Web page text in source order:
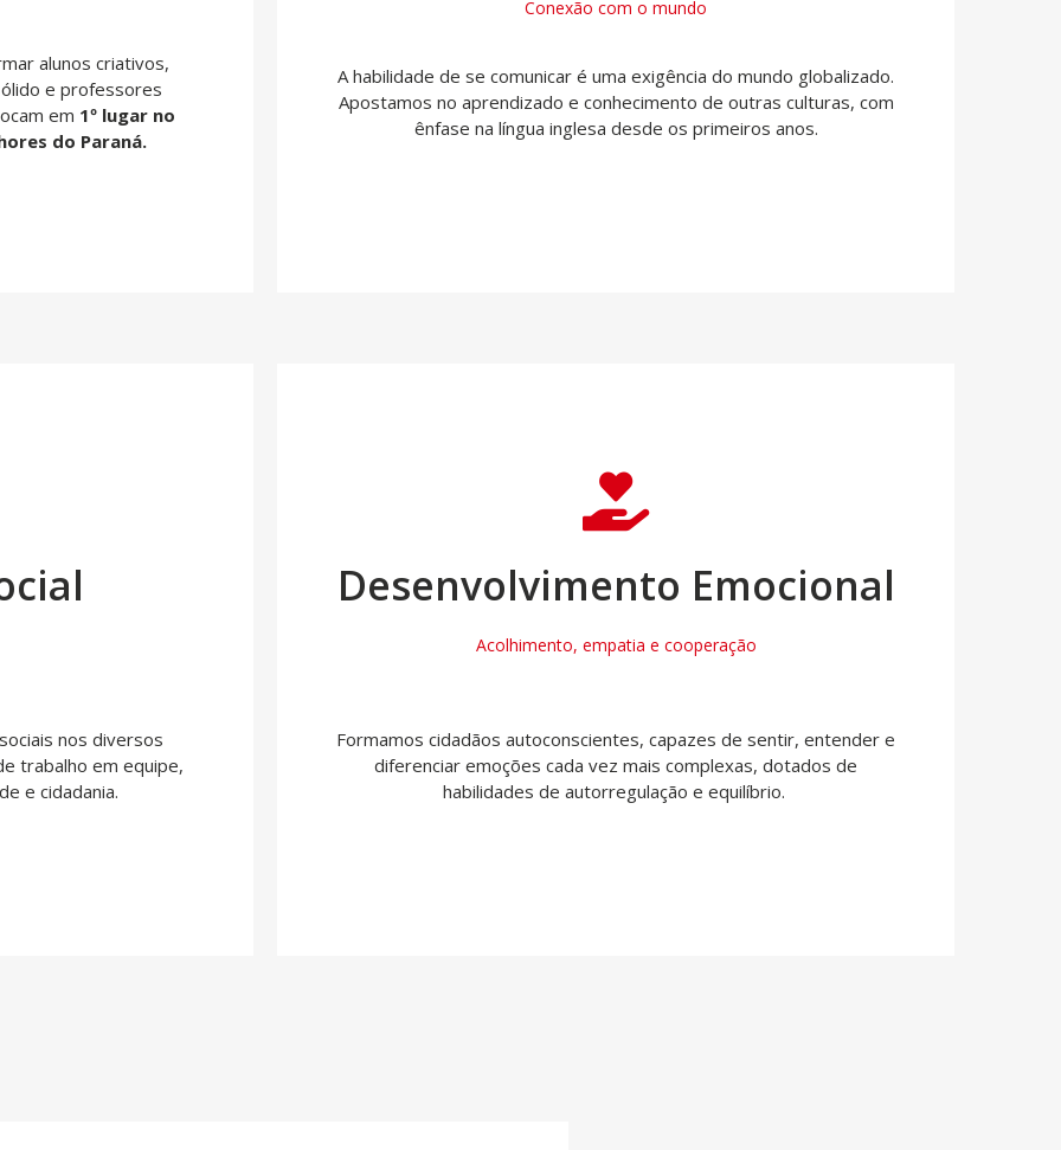
alunos criativos,
e professores
em 1º lugar no
do Paraná.
Conexão com o mundo
A habilidade de se comunicar é uma exigência do mundo globalizado.
Apostamos no aprendizado e conhecimento de outras culturas, com
ênfase na língua inglesa desde os primeiros anos.
nos diversos
trabalho em equipe,
e cidadania.
Desenvolvimento Emocional
Acolhimento, empatia e cooperação
Formamos cidadãos autoconscientes, capazes de sentir, entender e
diferenciar emoções cada vez mais complexas, dotados de
habilidades de autorregulação e equilíbrio.